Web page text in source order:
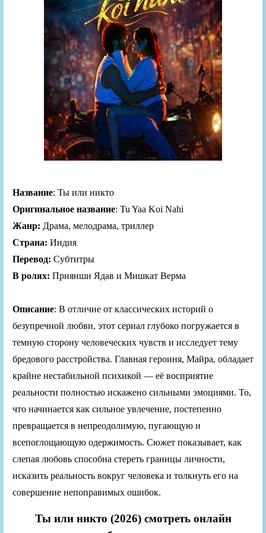
Название: Ты или никто
Оригинальное название: Tu Yaa Koi Nahi
Жанр: Драма, мелодрама, триллер
Страна: Индия
Перевод: Субтитры
В ролях: Приянши Ядав и Мишкат Верма
Описание: В отличие от классических историй о
безупречной любви, этот сериал глубоко погружается в
темную сторону человеческих чувств и исследует тему
бредового расстройства. Главная героиня, Майра, обладает
крайне нестабильной психикой — её восприятие
реальности полностью искажено сильными эмоциями. То,
что начинается как сильное увлечение, постепенно
превращается в непреодолимую, пугающую и
всепоглощающую одержимость. Сюжет показывает, как
слепая любовь способна стереть границы личности,
исказить реальность вокруг человека и толкнуть его на
совершение непоправимых ошибок.
Ты или никто (2026) смотреть онлайн